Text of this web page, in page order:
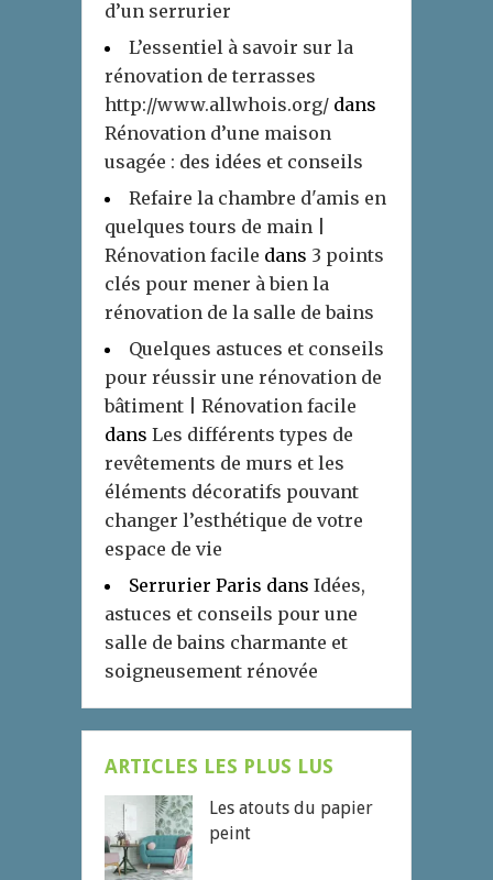
d’un serrurier
L’essentiel à savoir sur la
rénovation de terrasses
http://www.allwhois.org/ dans
Rénovation d’une maison
usagée : des idées et conseils
Refaire la chambre d'amis en
quelques tours de main |
Rénovation facile dans 3 points
clés pour mener à bien la
rénovation de la salle de bains
Quelques astuces et conseils
pour réussir une rénovation de
bâtiment | Rénovation facile
dans Les différents types de
revêtements de murs et les
éléments décoratifs pouvant
changer l’esthétique de votre
espace de vie
Serrurier Paris dans Idées,
astuces et conseils pour une
salle de bains charmante et
soigneusement rénovée
ARTICLES LES PLUS LUS
Les atouts du papier
peint